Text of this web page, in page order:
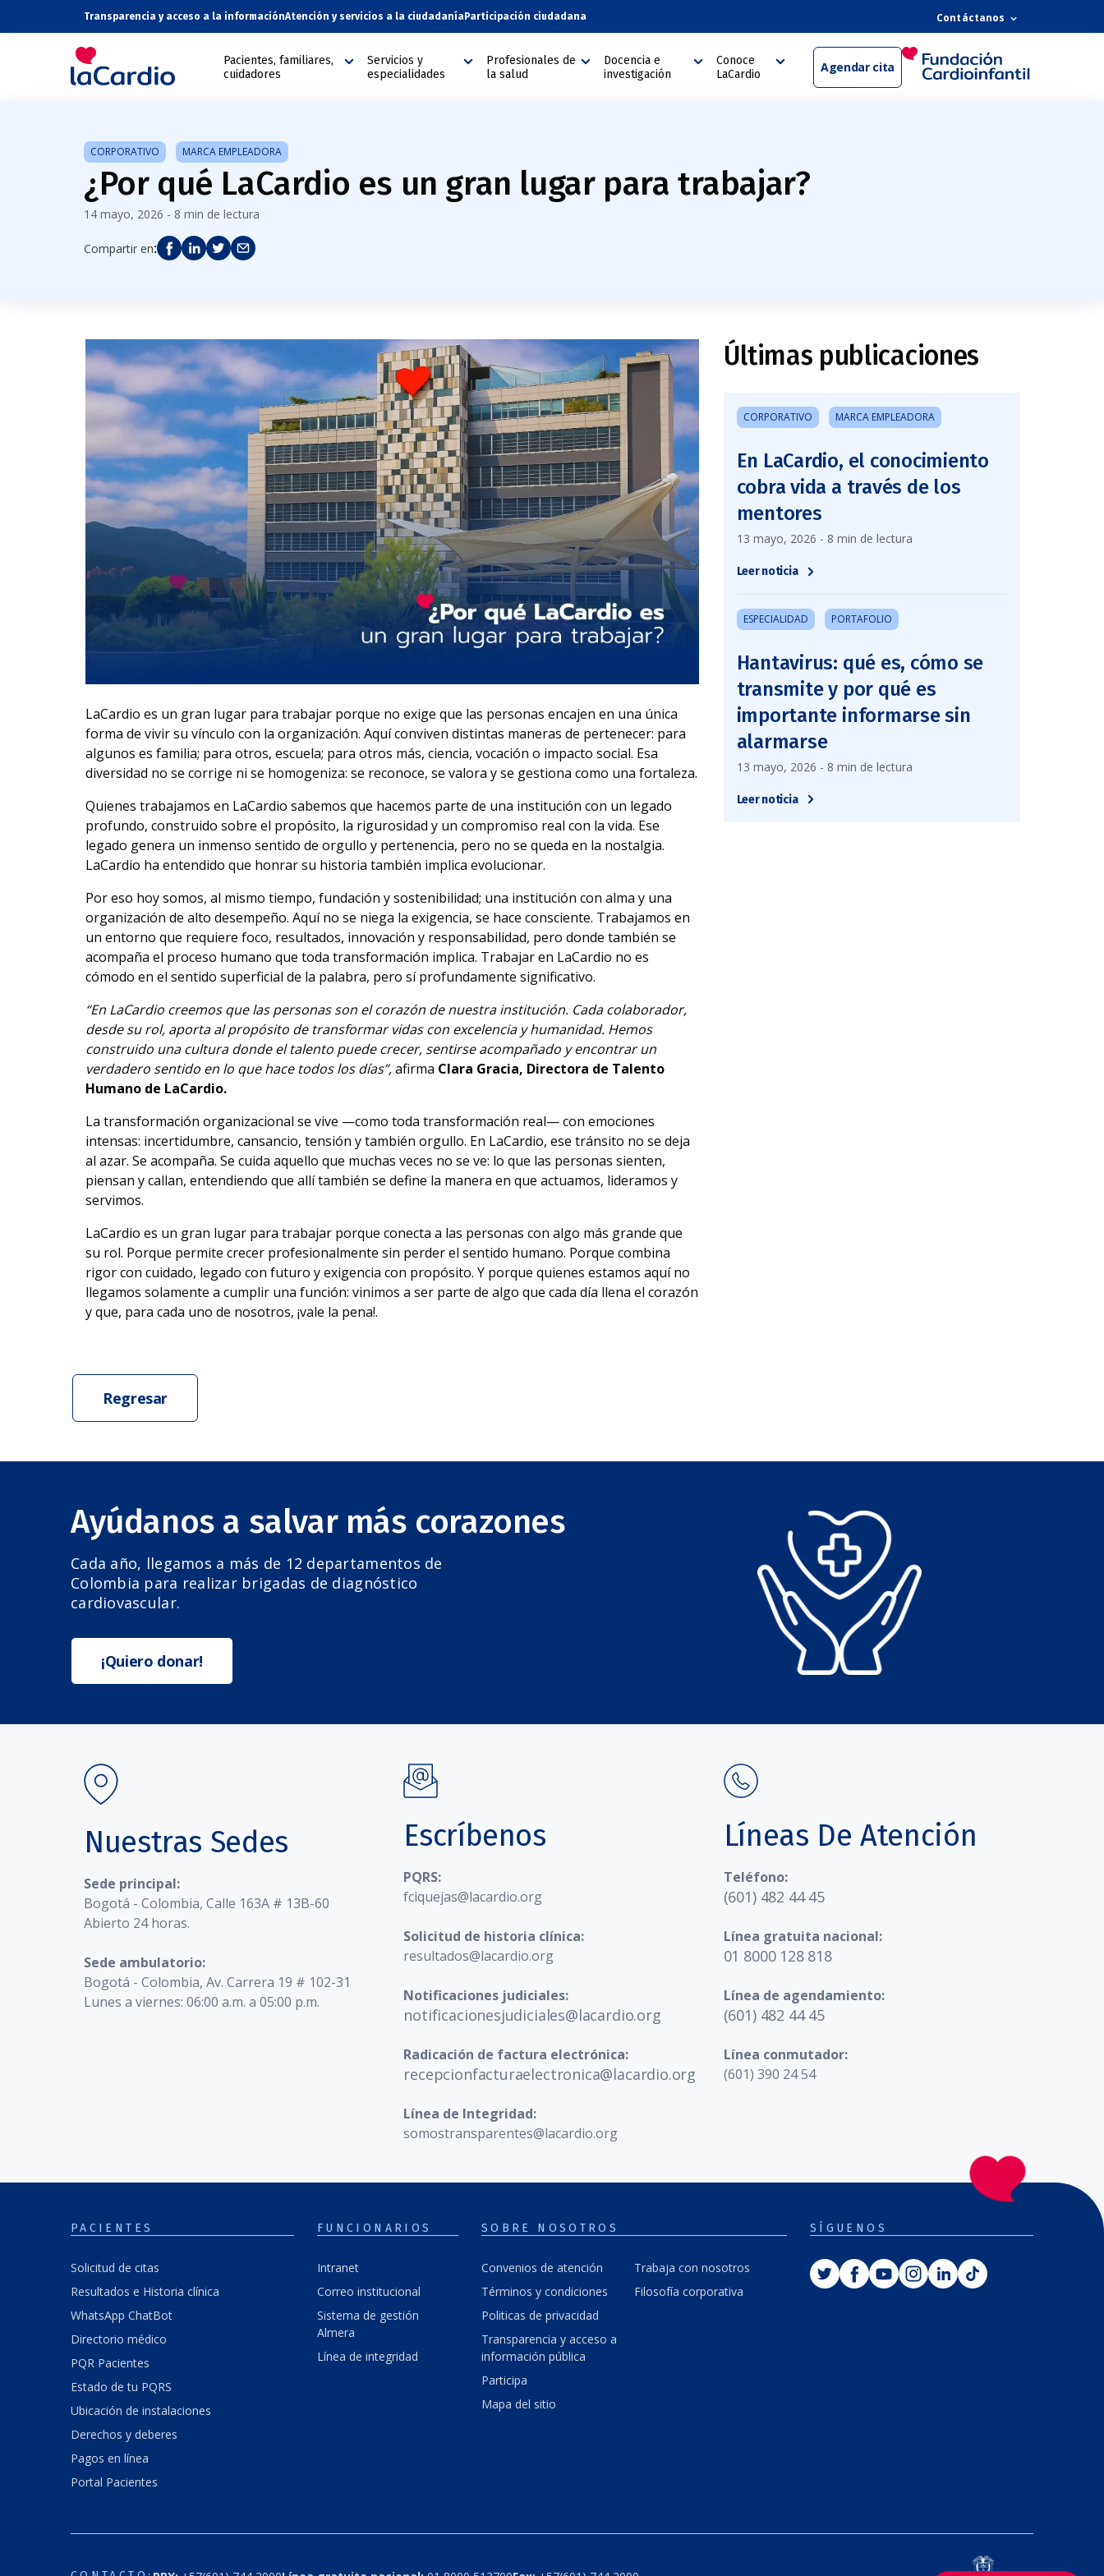
Transparencia y acceso a la informaciónAtención y servicios a la ciudadanía Participación ciudadana Contáctanos
Pacientes, familiares,
cuidadores
Servicios y
especialidades
Profesionales de
la salud
Docencia e
investigación
Conoce
LaCardio
Agendar cita
CORPORATIVO MARCA EMPLEADORA
¿Por qué LaCardio es un gran lugar para trabajar?
14 mayo, 2026 - 8 min de lectura
Compartir en:
LaCardio es un gran lugar para trabajar porque no exige que las personas encajen en una única
forma de vivir su vínculo con la organización. Aquí conviven distintas maneras de pertenecer: para
algunos es familia; para otros, escuela; para otros más, ciencia, vocación o impacto social. Esa
diversidad no se corrige ni se homogeniza: se reconoce, se valora y se gestiona como una fortaleza.
Quienes trabajamos en LaCardio sabemos que hacemos parte de una institución con un legado
profundo, construido sobre el propósito, la rigurosidad y un compromiso real con la vida. Ese
legado genera un inmenso sentido de orgullo y pertenencia, pero no se queda en la nostalgia.
LaCardio ha entendido que honrar su historia también implica evolucionar.
Por eso hoy somos, al mismo tiempo, fundación y sostenibilidad; una institución con alma y una
organización de alto desempeño. Aquí no se niega la exigencia, se hace consciente. Trabajamos en
un entorno que requiere foco, resultados, innovación y responsabilidad, pero donde también se
acompaña el proceso humano que toda transformación implica. Trabajar en LaCardio no es
cómodo en el sentido superficial de la palabra, pero sí profundamente significativo.
“En LaCardio creemos que las personas son el corazón de nuestra institución. Cada colaborador,
desde su rol, aporta al propósito de transformar vidas con excelencia y humanidad. Hemos
construido una cultura donde el talento puede crecer, sentirse acompañado y encontrar un
verdadero sentido en lo que hace todos los días”,afirma Clara Gracia, Directora de Talento
Humano de LaCardio.
La transformación organizacional se vive —como toda transformación real— con emociones
intensas: incertidumbre, cansancio, tensión y también orgullo. En LaCardio, ese tránsito no se deja
al azar. Se acompaña. Se cuida aquello que muchas veces no se ve: lo que las personas sienten,
piensan y callan, entendiendo que allí también se define la manera en que actuamos, lideramos y
servimos.
LaCardio es un gran lugar para trabajar porque conecta a las personas con algo más grande que
su rol. Porque permite crecer profesionalmente sin perder el sentido humano. Porque combina
rigor con cuidado, legado con futuro y exigencia con propósito. Y porque quienes estamos aquí no
llegamos solamente a cumplir una función: vinimos a ser parte de algo que cada día llena el corazón
y que, para cada uno de nosotros, ¡vale la pena!.
Últimas publicaciones
CORPORATIVO MARCA EMPLEADORA
En LaCardio, el conocimiento
cobra vida a través de los
mentores
13 mayo, 2026 - 8 min de lectura
Leer noticia
ESPECIALIDAD PORTAFOLIO
Hantavirus: qué es, cómo se
transmite y por qué es
importante informarse sin
alarmarse
13 mayo, 2026 - 8 min de lectura
Leer noticia
Regresar
Ayúdanos a salvar más corazones
Cada año, llegamos a más de 12 departamentos de
Colombia para realizar brigadas de diagnóstico
cardiovascular.
¡Quiero donar!
Nuestras Sedes
Sede principal:
Bogotá - Colombia, Calle 163A # 13B-60
Abierto 24 horas.
Sede ambulatorio:
Bogotá - Colombia, Av. Carrera 19 # 102-31
Lunes a viernes: 06:00 a.m. a 05:00 p.m.
Escríbenos
PQRS:
fciquejas@lacardio.org
Solicitud de historia clínica:
resultados@lacardio.org
Notificaciones judiciales:
notificacionesjudiciales@lacardio.org
Radicación de factura electrónica:
recepcionfacturaelectronica@lacardio.org
Línea de Integridad:
somostransparentes@lacardio.org
Líneas De Atención
Teléfono:
(601) 482 44 45
Línea gratuita nacional:
01 8000 128 818
Línea de agendamiento:
(601) 482 44 45
Línea conmutador:
(601) 390 24 54
PACIENTES
Solicitud de citas
Resultados e Historia clínica
WhatsApp ChatBot
Directorio médico
PQR Pacientes
Estado de tu PQRS
Ubicación de instalaciones
Derechos y deberes
Pagos en línea
Portal Pacientes
FUNCIONARIOS
Intranet
Correo institucional
Sistema de gestión
Almera
Línea de integridad
SOBRE NOSOTROS
Convenios de atención
Términos y condiciones
Politicas de privacidad
Transparencia y acceso a
información pública
Participa
Mapa del sitio
Trabaja con nosotros
Filosofía corporativa
SÍGUENOS
TwitterFacebook
YoutubeInstagram
LinkedinTiktok